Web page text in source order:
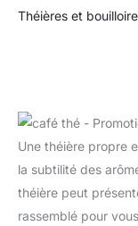
Théières et
Une théière propre
la subtilité des
théière peut
rassemblé pour